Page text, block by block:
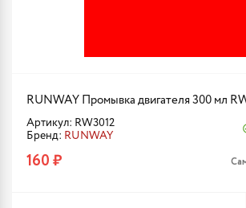
RUNWAY Промывка двигателя 300 мл
Артикул: RW3012
Бренд: RUNWAY
160 ₽